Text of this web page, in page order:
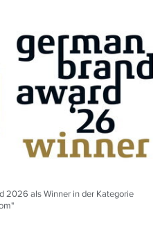
2026 als Winner in der Kategorie